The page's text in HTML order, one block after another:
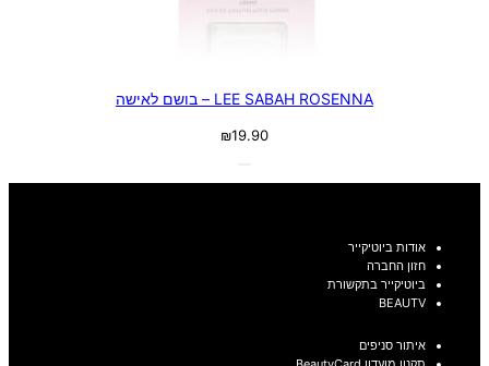
LEE SABAH ROSENNA – בושם לאישה
₪19.90
אודות ביוטיקייר
חזון החברה
ביוטיקייר בתקשורת
BEAUTV
איתור סניפים